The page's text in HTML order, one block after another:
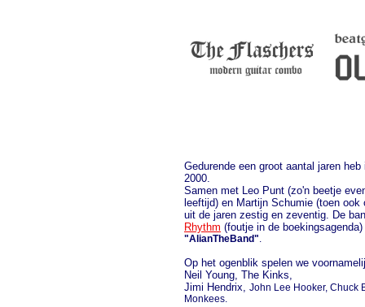
Gedurende een groot aantal jaren
2000.
Samen met Leo Punt (zo'n beetje
leeftijd) en Martijn Schumie (toen
uit de jaren zestig en zeventig. De
Rhythm (foutje in de
"AlianTheBand".
Op het ogenblik spelen we
Neil Young, The Kinks,
Jimi Hendrix, John Lee Hooker, Chuck
Monkees.